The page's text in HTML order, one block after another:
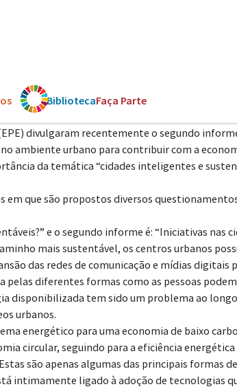
Os ODSBibliotecaFaça Parte
divulgaram recentemente o segundo
ambiente urbano para contribuir com a
da temática “cidades inteligentes e
que são propostos diversos
e o segundo informe é: “Iniciativas nas
mais sustentável, os centros urbanos
das redes de comunicação e mídias digitais
diferentes formas como as pessoas
disponibilizada tem sido um problema ao
urbanos.
energético para uma economia de baixo
circular, seguindo para a eficiência energética
são apenas algumas das principais formas
intimamente ligado à adoção de tecnologias